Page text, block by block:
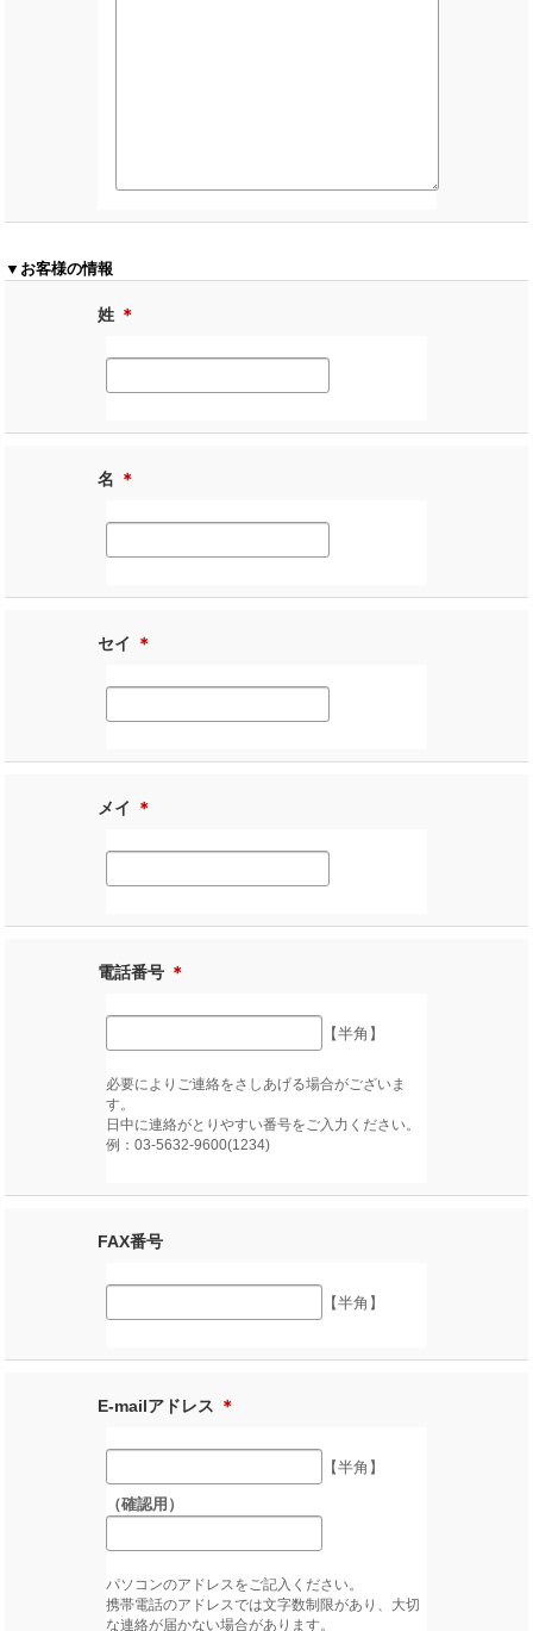
▼お客様の情報
姓 ＊
名 ＊
セイ ＊
メイ ＊
電話番号 ＊
【半角】
必要によりご連絡をさしあげる場合がございま
す。
日中に連絡がとりやすい番号をご入力ください。
例：03-5632-9600(1234)
FAX番号
【半角】
E-mailアドレス ＊
【半角】
（確認用）
パソコンのアドレスをご記入ください。
携帯電話のアドレスでは文字数制限があり、大切
な連絡が届かない場合があります。